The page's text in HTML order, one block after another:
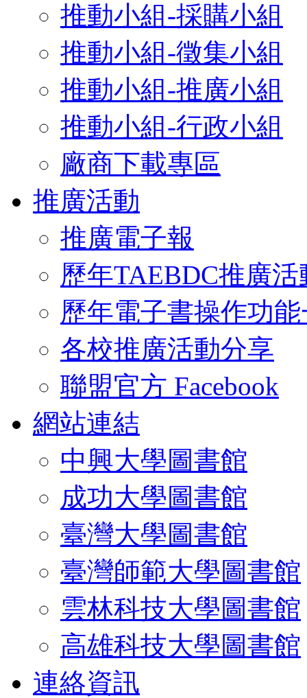
推動小組-採購小組
推動小組-徵集小組
推動小組-推廣小組
推動小組-行政小組
廠商下載專區
推廣活動
推廣電子報
歷年TAEBDC推廣活
歷年電子書操作功
各校推廣活動分享
聯盟官方 Facebook
網站連結
中興大學圖書館
成功大學圖書館
臺灣大學圖書館
臺灣師範大學圖書館
雲林科技大學圖書館
高雄科技大學圖書館
連絡資訊